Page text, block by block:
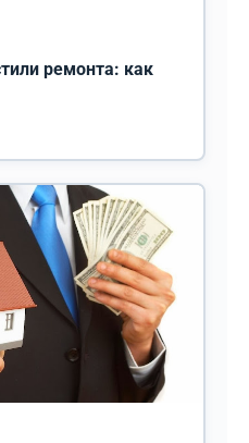
ремонта: как